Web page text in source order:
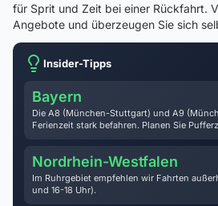
für Sprit und Zeit bei einer Rückfahrt.
Angebote und überzeugen Sie sich
Insider-Tipps
Bayern
Die A8 (München-Stuttgart) und A9
Ferienzeit stark befahren. Planen Sie
Nordrhein-Westfalen
Im Ruhrgebiet empfehlen wir Fahrten
und 16-18 Uhr).